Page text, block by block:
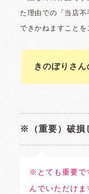
きのぼりさ
※（重要）破損
※とても重要で
んでいただけま